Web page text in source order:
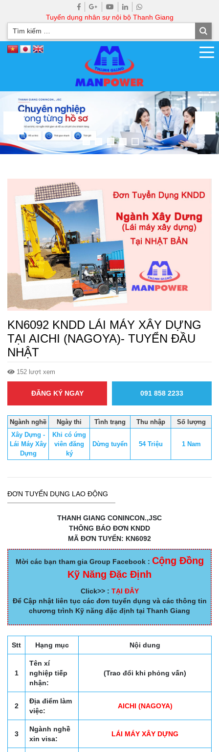
Tuyển dụng nhân sự nội bộ Thanh Giang
KN6092 KNDD LÁI MÁY XÂY DỰNG
TẠI AICHI (NAGOYA)- TUYỂN ĐẦU
NHẬT
152 lượt xem
ĐĂNG KÝ NGAY 091 858 2233
Ngành nghề Ngày thi Tình trạng Thu nhập
Số lượng
Xây Dựng -
Lái Máy Xây
Dựng
Khi có ứng
viên đăng
ký
Dừng tuyển 54 Triệu 1 Nam
ĐƠN TUYỂN DỤNG LAO ĐỘNG
THANH GIANG CONINCON.,JSC
THÔNG BÁO ĐƠN KNDD
MÃ ĐƠN TUYỂN: KN6092
Mời các bạn tham gia Group Facebook : Cộng Đồng
Kỹ Năng Đặc Định
Click>> : TẠI ĐÂY
Để Cập nhật liên tục các đơn tuyển dụng và các thông tin
chương trình Kỹ năng đặc định tại Thanh Giang
Stt Hạng mục Nội dung
1
Tên xí
nghiệp tiếp
nhận:
(Trao đổi khi phỏng vấn)
2
Địa điểm làm
việc:
AICHI (NAGOYA)
3
Ngành nghề
xin visa:
LÁI MÁY XÂY DỰNG